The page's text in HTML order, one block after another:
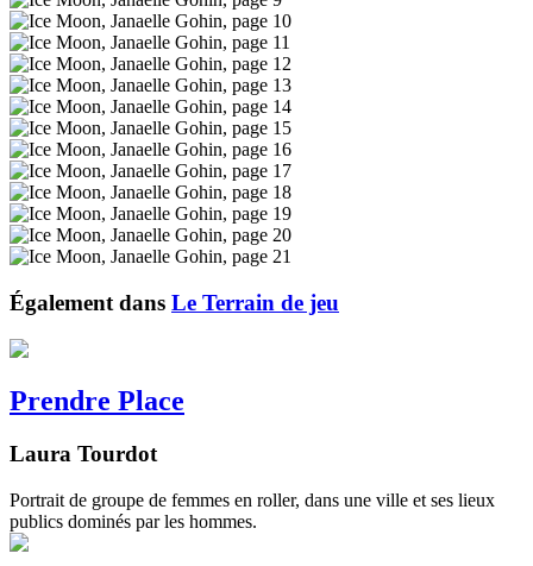
Également dans Le Terrain de jeu
Prendre Place
Laura Tourdot
Portrait de groupe de femmes en roller, dans une ville et ses lieux
publics dominés par les hommes.